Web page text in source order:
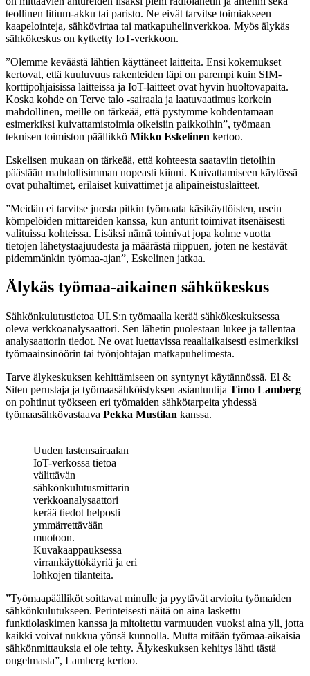
teollinen litium-akku tai paristo. Ne eivät tarvitse toimiakseen
kaapelointeja, sähkövirtaa tai matkapuhelinverkkoa. Myös älykäs
sähkökeskus on kytketty IoT-verkkoon.
”Olemme keväästä lähtien käyttäneet laitteita. Ensi kokemukset
kertovat, että kuuluvuus rakenteiden läpi on parempi kuin SIM-
korttipohjaisissa laitteissa ja IoT-laitteet ovat hyvin huoltovapaita.
Koska kohde on Terve talo -sairaala ja laatuvaatimus korkein
mahdollinen, meille on tärkeää, että pystymme kohdentamaan
esimerkiksi kuivattamistoimia oikeisiin paikkoihin”, työmaan
teknisen toimiston päällikkö Mikko Eskelinen kertoo.
Eskelisen mukaan on tärkeää, että kohteesta saataviin tietoihin
päästään mahdollisimman nopeasti kiinni. Kuivattamiseen käytössä
ovat puhaltimet, erilaiset kuivattimet ja alipaineistuslaitteet.
”Meidän ei tarvitse juosta pitkin työmaata käsikäyttöisten, usein
kömpelöiden mittareiden kanssa, kun anturit toimivat itsenäisesti
valituissa kohteissa. Lisäksi nämä toimivat jopa kolme vuotta
tietojen lähetystaajuudesta ja määrästä riippuen, joten ne kestävät
pidemmänkin työmaa-ajan”, Eskelinen jatkaa.
Älykäs työmaa-aikainen sähkökeskus
Sähkönkulutustietoa ULS:n työmaalla kerää sähkökeskuksessa
oleva verkkoanalysaattori. Sen lähetin puolestaan lukee ja tallentaa
analysaattorin tiedot. Ne ovat luettavissa reaaliaikaisesti esimerkiksi
työmaainsinöörin tai työnjohtajan matkapuhelimesta.
Tarve älykeskuksen kehittämiseen on syntynyt käytännössä. El &
Siten perustaja ja työmaasähköistyksen asiantuntija Timo Lamberg
on pohtinut työkseen eri työmaiden sähkötarpeita yhdessä
työmaasähkövastaava Pekka Mustilan kanssa.
Uuden lastensairaalan
IoT-verkossa tietoa
välittävän
sähkönkulutusmittarin
verkkoanalysaattori
kerää tiedot helposti
ymmärrettävään
muotoon.
Kuvakaappauksessa
virrankäyttökäyriä ja eri
lohkojen tilanteita.
”Työmaapäälliköt soittavat minulle ja pyytävät arvioita työmaiden
sähkönkulutukseen. Perinteisesti näitä on aina laskettu
funktiolaskimen kanssa ja mitoitettu varmuuden vuoksi aina yli, jotta
kaikki voivat nukkua yönsä kunnolla. Mutta mitään työmaa-aikaisia
sähkönmittauksia ei ole tehty. Älykeskuksen kehitys lähti tästä
ongelmasta”, Lamberg kertoo.